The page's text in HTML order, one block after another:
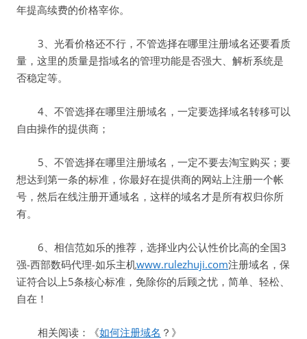
年提高续费的价格宰你。
3、光看价格还不行，不管选择在哪里注册域名还要看质
量，这里的质量是指域名的管理功能是否强大、解析系统是
否稳定等。
4、不管选择在哪里注册域名，一定要选择域名转移可以
自由操作的提供商；
5、不管选择在哪里注册域名，一定不要去淘宝购买；要
想达到第一条的标准，你最好在提供商的网站上注册一个帐
号，然后在线注册开通域名，这样的域名才是所有权归你所
有。
6、相信范如乐的推荐，选择业内公认性价比高的全国3
强-西部数码代理-如乐主机www.rulezhuji.com注册域名，保
证符合以上5条核心标准，免除你的后顾之忧，简单、轻松、
自在！
相关阅读：《如何注册域名 ？》